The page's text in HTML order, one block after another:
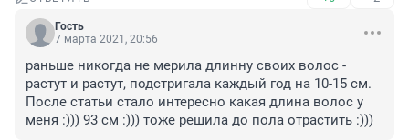
Гость
7 марта 2021, 20:56
раньше никогда не мерила длинну своих волос -
растут и растут, подстригала каждый год на 10-15 см.
После статьи стало интересно какая длина волос у
меня :))) 93 см :))) тоже решила до пола отрастить :)))